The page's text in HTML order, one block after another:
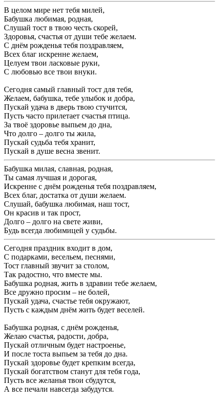
В целом мире нет тебя милей,
Бабушка любимая, родная,
Слушай тост в твою честь скорей,
Здоровья, счастья от души тебе желаем.
С днём рожденья тебя поздравляем,
Всех благ искренне желаем,
Целуем твои ласковые руки,
С любовью все твои внуки.
Сегодня самый главный тост для тебя,
Желаем, бабушка, тебе улыбок и добра,
Пускай удача в дверь твою стучится,
Пусть часто прилетает счастья птица.
За твоё здоровье выпьем до дна,
Что долго – долго ты жила,
Пускай судьба тебя хранит,
Пускай в душе весна звенит.
Бабушка милая, славная, родная,
Ты самая лучшая и дорогая,
Искренне с днём рожденья тебя поздравляем,
Всех благ, достатка от души желаем.
Слушай, бабушка любимая, наш тост,
Он красив и так прост,
Долго – долго на свете живи,
Будь всегда любимицей у судьбы.
Сегодня праздник входит в дом,
С подарками, весельем, песнями,
Тост главный звучит за столом,
Так радостно, что вместе мы.
Бабушка родная, жить в здравии тебе желаем,
Все дружно просим – не болей,
Пускай удача, счастье тебя окружают,
Пусть с каждым днём жить будет веселей.
Бабушка родная, с днём рожденья,
Желаю счастья, радости, добра,
Пускай отличным будет настроенье,
И после тоста выпьем за тебя до дна.
Пускай здоровье будет крепким всегда,
Пускай богатством станут для тебя года,
Пусть все желанья твои сбудутся,
А все печали навсегда забудутся.